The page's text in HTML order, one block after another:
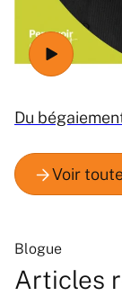
Du
Blogue
Articles